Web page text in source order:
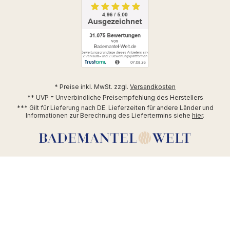
* Preise inkl. MwSt. zzgl. Versandkosten
** UVP = Unverbindliche Preisempfehlung des Herstellers
*** Gilt für Lieferung nach DE. Lieferzeiten für andere Länder und
Informationen zur Berechnung des Liefertermins siehe hier.